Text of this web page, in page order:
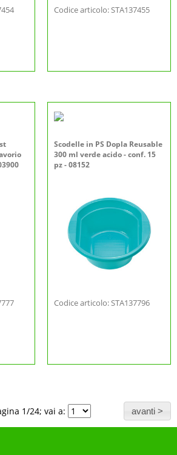
Codice articolo: STA137455
Scodelle in PS Dopla Reusable
300 ml verde acido - conf. 15
pz - 08152
Codice articolo: STA137796
1/24; vai a: